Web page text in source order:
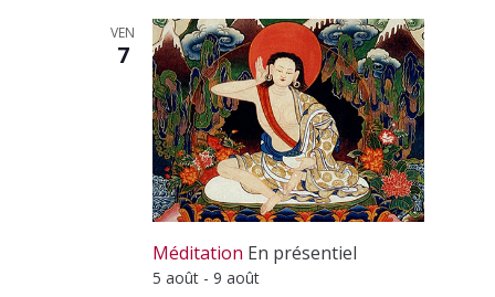
Calendrier
VEN
7
Méditation En présentiel
5 août -9 août